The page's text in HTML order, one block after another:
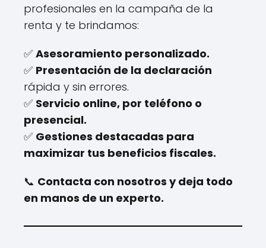
profesionales en la campaña de la
renta y te brindamos:
✅ Asesoramiento personalizado.
✅ Presentación de la declaración
rápida y sin errores.
✅ Servicio online, por teléfono o
presencial.
✅ Gestiones destacadas para
maximizar tus beneficios fiscales.
📞 Contacta con nosotros y deja todo
en manos de un experto.